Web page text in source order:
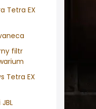
Tetra EX
filtr
Tetra EX